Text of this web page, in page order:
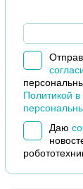
Политикой
Даю